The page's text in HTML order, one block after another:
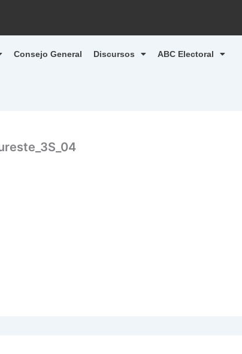
Consejo General Discursos ABC Electoral